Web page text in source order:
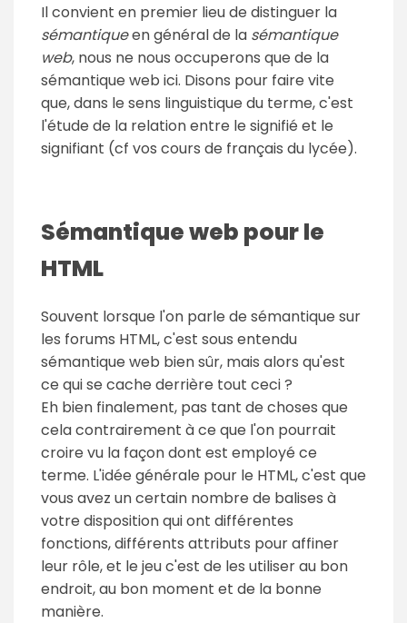
Il convient en premier lieu de distinguer la
sémantiqueen général de la sémantique
web, nous ne nous occuperons que de la
sémantique web ici. Disons pour faire vite
que, dans le sens linguistique du terme, c'est
l'étude de la relation entre le signifié et le
signifiant (cf vos cours de français du lycée).
Sémantique web pour le
HTML
Souvent lorsque l'on parle de sémantique sur
les forums HTML, c'est sous entendu
sémantique web bien sûr, mais alors qu'est
ce qui se cache derrière tout ceci ?
Eh bien finalement, pas tant de choses que
cela contrairement à ce que l'on pourrait
croire vu la façon dont est employé ce
terme. L'idée générale pour le HTML, c'est que
vous avez un certain nombre de balises à
votre disposition qui ont différentes
fonctions, différents attributs pour affiner
leur rôle, et le jeu c'est de les utiliser au bon
endroit, au bon moment et de la bonne
manière.